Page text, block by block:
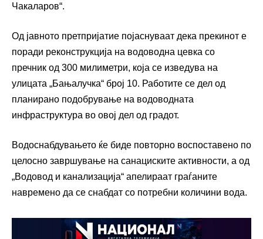
Чакаларов“.
Од јавното претпријатие појаснуваат дека прекинот е
поради реконструкција на водоводна цевка со
пречник од 300 милиметри, која се изведува на
улицата „Бањалучка“ број 10. Работите се дел од
планирано подобрување на водоводната
инфраструктура во овој дел од градот.
Водоснабдувањето ќе биде повторно воспоставено по
целосно завршување на санациските активности, а од
„Водовод и канализација“ апелираат граѓаните
навремено да се снабдат со потребни количини вода.